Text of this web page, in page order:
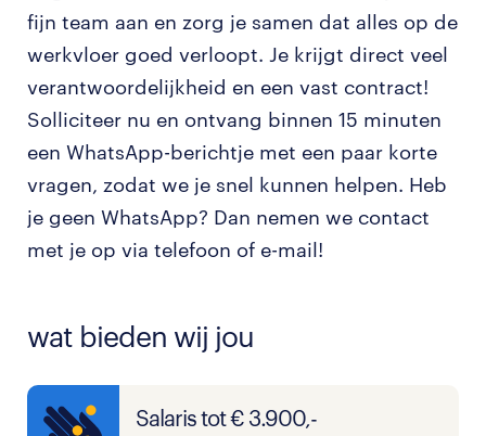
fijn team aan en zorg je samen dat alles op de
werkvloer goed verloopt. Je krijgt direct veel
verantwoordelijkheid en een vast contract!
Solliciteer nu en ontvang binnen 15 minuten
een WhatsApp-berichtje met een paar korte
vragen, zodat we je snel kunnen helpen. Heb
je geen WhatsApp? Dan nemen we contact
met je op via telefoon of e-mail!
wat bieden wij jou
Salaris tot € 3.900,-